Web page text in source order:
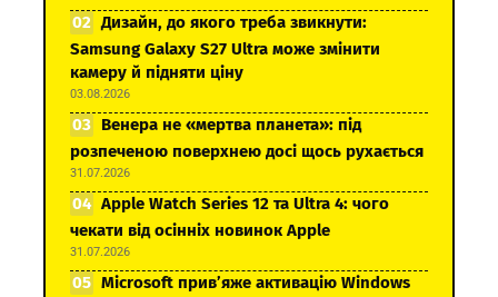
Дизайн, до якого треба звикнути:
Samsung Galaxy S27 Ultra може змінити
камеру й підняти ціну
03.08.2026
Венера не «мертва планета»: під
розпеченою поверхнею досі щось рухається
31.07.2026
Apple Watch Series 12 та Ultra 4: чого
чекати від осінніх новинок Apple
31.07.2026
Microsoft прив’яже активацію Windows